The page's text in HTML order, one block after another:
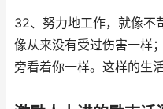
32、努力地工作，就像不
像从来没有受过伤害一样
旁看着你一样。这样的生